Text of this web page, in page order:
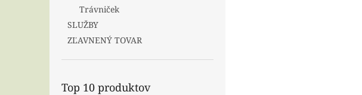
Trávniček
SLUŽBY
ZĽAVNENÝ TOVAR
Top 10 produktov